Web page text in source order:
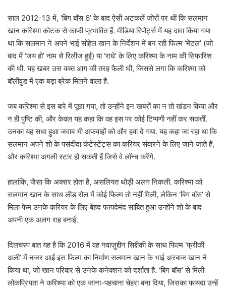
साल 2012-13 में, ‘बिग बॉस 6’ के बाद ऐसी अटकलें जोरों पर थीं कि सलमान
खान करिश्मा कोटक से काफी प्रभावित हैं. मीडिया रिपोर्ट्स में यह दावा किया गया
था कि सलमान ने अपने भाई सोहेल खान के निर्देशन में बन रही फिल्म ‘मेंटल’ (जो
बाद में ‘जय हो’ नाम से रिलीज हुई) या ‘राधे’ के लिए करिश्मा के नाम की सिफारिश
की थी. यह खबर उस वक्त आग की तरह फैली थी, जिससे लगा कि करिश्मा को
बॉलीवुड में एक बड़ा ब्रेक मिलने वाला है.
जब करिश्मा से इस बारे में पूछा गया, तो उन्होंने इन खबरों का न तो खंडन किया और
न ही पुष्टि की, और केवल यह कहा कि वह इस पर कोई टिप्पणी नहीं कर सकतीं.
उनका यह सधा हुआ जवाब भी अफवाहों को और हवा दे गया. यह कहा जा रहा था कि
सलमान अपने शो के पसंदीदा कंटेस्टेंट्स का करियर संवारने के लिए जाने जाते हैं,
और करिश्मा अगली स्टार हो सकती हैं जिसे वे लॉन्च करेंगे.
हालांकि, जैसा कि अक्सर होता है, असलियत थोड़ी अलग निकली. करिश्मा को
सलमान खान के साथ लीड रोल में कोई फिल्म तो नहीं मिली, लेकिन ‘बिग बॉस’ से
मिला फेम उनके करियर के लिए बेहद फायदेमंद साबित हुआउन्होंने शो के बाद
अपनी एक अलग राह बनाई.
दिलचस्प बात यह है कि 2016 में वह नवाज़ुद्दीन सिद्दीकी के साथ फिल्म ‘फ्रीकी
अली’ में नजर आईंइस फिल्म का निर्माण सलमान खान के भाई अरबाज खान ने
किया था, जो खान परिवार से उनके कनेक्शन को दर्शाता है. ‘बिग बॉस’ से मिली
लोकप्रियता ने करिश्मा को एक जाना-पहचाना चेहरा बना दिया, जिसका फायदा उन्हें